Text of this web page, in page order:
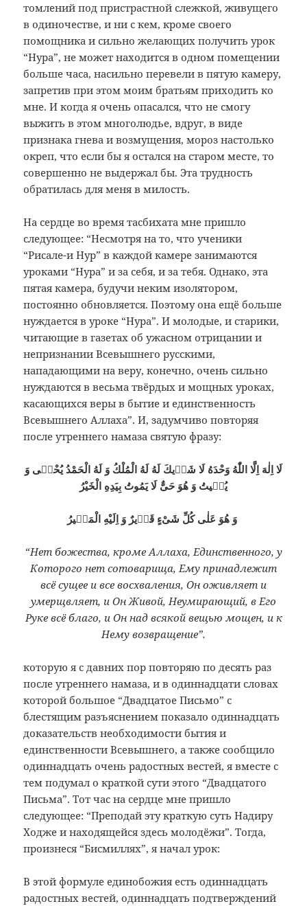
томлений под пристрастной слежкой, живущего
в одиночестве, и ни с кем, кроме своего
помощника и сильно желающих получить урок
“Нура”, не может находится в одном помещении
больше часа, насильно перевели в пятую камеру,
запретив при этом моим братьям приходить ко
мне. И когда я очень опасался, что не смогу
выжить в этом многолюдье, вдруг, в виде
признака гнева и возмущения, мороз настолько
окреп, что если бы я остался на старом месте, то
совершенно не выдержал бы. Эта трудность
обратилась для меня в милость.
На сердце во время тасбихата мне пришло
следующее: “Несмотря на то, что ученики
“Рисале-и Нур” в каждой камере занимаются
уроками “Нура” и за себя, и за тебя. Однако, эта
пятая камера, будучи неким изолятором,
постоянно обновляется. Поэтому она ещё больше
нуждается в уроке “Нура”. И молодые, и старики,
читающие в газетах об ужасном отрицании и
непризнании Всевышнего русскими,
нападающими на веру, конечно, очень сильно
нуждаются в весьма твёрдых и мощных уроках,
касающихся веры в бытие и единственность
Всевышнего Аллаха”. И, задумчиво повторяя
после утреннего намаза святую фразу:
لَا اِلٰهَ اِلَّا اللّٰهُ وَحْدَهُ لَا شَرٖيكَ لَهُ لَهُ الْمُلْكُ وَ لَهُ الْحَمْدُ يُحْيٖى وَ
يُمٖيتُ وَ هُوَ حَىٌّ لَا يَمُوتُ بِيَدِهِ الْخَيْرُ
“Нет божества, кроме Аллаха, Единственного, у
Которого нет сотоварища, Ему принадлежит
всё сущее и все восхваления, Он оживляет и
умерщвляет, и Он Живой, Неумирающий, в Его
Руке всё благо, и Он над всякой вещью мощен, и к
Нему возвращение”.
которую я с давних пор повторяю по десять раз
после утреннего намаза, и в одиннадцати словах
которой большое “Двадцатое Письмо” с
блестящим разъяснением показало одиннадцать
доказательств необходимости бытия и
единственности Всевышнего, а также сообщило
одиннадцать очень радостных вестей, я вместе с
тем подумал о краткой сути этого “Двадцатого
Письма”. Тот час на сердце мне пришло
следующее: “Преподай эту краткую суть Надиру
Ходже и находящейся здесь молодёжи”. Тогда,
произнеся “Бисмиллях”, я начал урок:
В этой формуле единобожия есть одиннадцать
радостных вестей, одиннадцать подтверждений